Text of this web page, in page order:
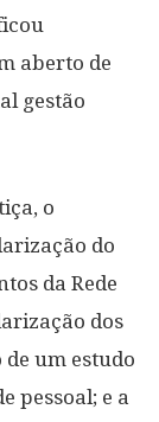
aberto de
gestão
o
do
da Rede
dos
um estudo
pessoal; e a